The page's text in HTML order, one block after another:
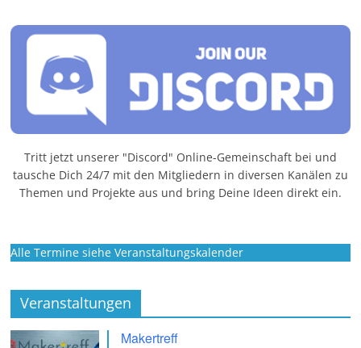
Tritt jetzt unserer "Discord" Online-Gemeinschaft bei und
tausche Dich 24/7 mit den Mitgliedern in diversen Kanälen zu
Themen und Projekte aus und bring Deine Ideen direkt ein.
Alle Termine siehe Veranstaltungskalender
Veranstaltungen
Makertreff